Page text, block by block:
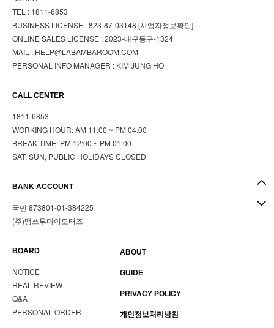
TEL : 1811-6853
BUSINESS LICENSE : 823-87-03148 [사업자정보확인]
ONLINE SALES LICENSE : 2023-대구동구-1324
MAIL : HELP@LABAMBAROOM.COM
PERSONAL INFO MANAGER : KIM JUNG HO
CALL CENTER
1811-6853
WORKING HOUR: AM 11:00 ~ PM 04:00
BREAK TIME: PM 12:00 ~ PM 01:00
SAT, SUN, PUBLIC HOLIDAYS CLOSED
BANK ACCOUNT
국민 873801-01-384225
(주)땡쓰투마이도터즈
BOARD
NOTICE
REAL REVIEW
Q&A
PERSONAL ORDER
ABOUT
GUIDE
PRIVACY POLICY
개인정보처리방침